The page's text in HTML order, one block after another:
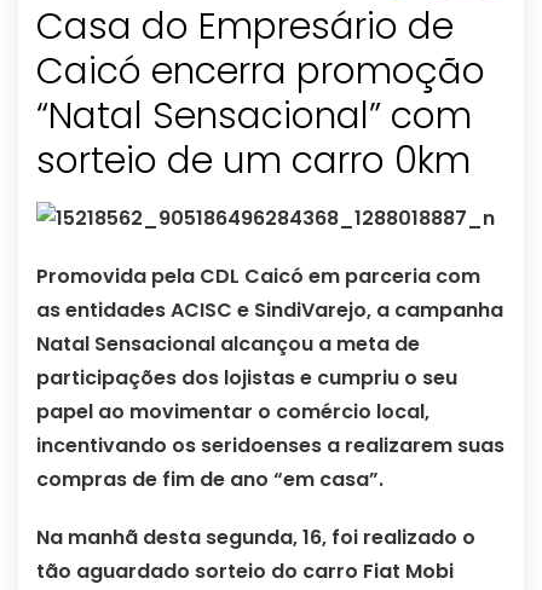
Casa do Empresário de
Caicó encerra promoção
“Natal Sensacional” com
sorteio de um carro 0km
Promovida pela CDL Caicó em parceria com
as entidades ACISC e SindiVarejo, a campanha
Natal Sensacional alcançou a meta de
participações dos lojistas e cumpriu o seu
papel ao movimentar o comércio local,
incentivando os seridoenses a realizarem suas
compras de fim de ano “em casa”.
Na manhã desta segunda, 16, foi realizado o
tão aguardado sorteio do carro Fiat Mobi